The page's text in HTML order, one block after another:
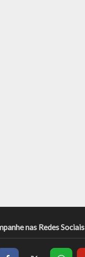
nas Redes Sociais